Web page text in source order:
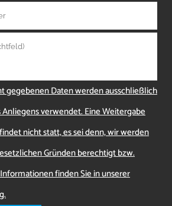
gegebenen Daten werden ausschließlich
verwendet. Eine Weitergabe
nicht statt, es sei denn, wir werden
Gründen berechtigt bzw.
finden Sie in unserer